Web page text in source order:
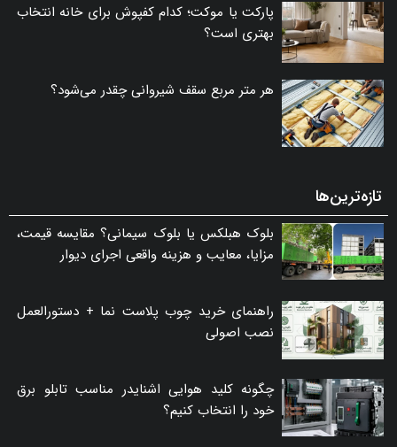
پارکت یا موکت؛ کدام کفپوش برای خانه انتخاب
بهتری است؟
هر متر مربع سقف شیروانی چقدر می‌شود؟
تازه‌ترین‌ها
بلوک هبلکس یا بلوک سیمانی؟ مقایسه قیمت،
مزایا، معایب و هزینه واقعی اجرای دیوار
راهنمای خرید چوب پلاست نما + دستورالعمل
نصب اصولی
چگونه کلید هوایی اشنایدر مناسب تابلو برق
خود را انتخاب کنیم؟